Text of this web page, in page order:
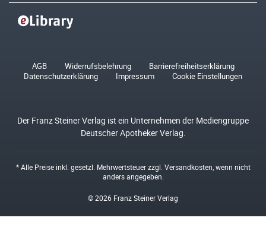
AGB Widerrufsbelehrung
Barrierefreiheitserklärung
Datenschutzerklärung
Impressum Cookie Einstellungen
Der Franz Steiner Verlag ist ein Unternehmen der Mediengruppe
Deutscher Apotheker Verlag.
* Alle Preise inkl. gesetzl. Mehrwertsteuer zzgl. Versandkosten , wenn nicht
anders angegeben.
© 2026 Franz Steiner Verlag